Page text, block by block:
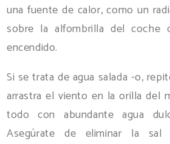
una fuente de calor, como un
sobre la alfombrilla del coche
encendido.
Si se trata de agua salada -o,
arrastra el viento en la orilla del
todo con abundante agua
Asegúrate de eliminar la